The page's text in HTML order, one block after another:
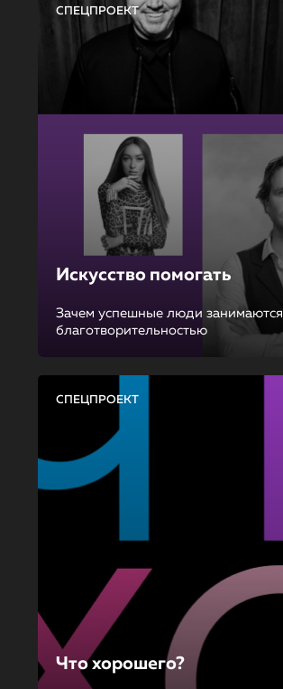
СПЕЦПРОЕКТ
Искусство помогать
Зачем успешные люди занимаются
благотворительностью
СПЕЦПРОЕКТ
Что хорошего?